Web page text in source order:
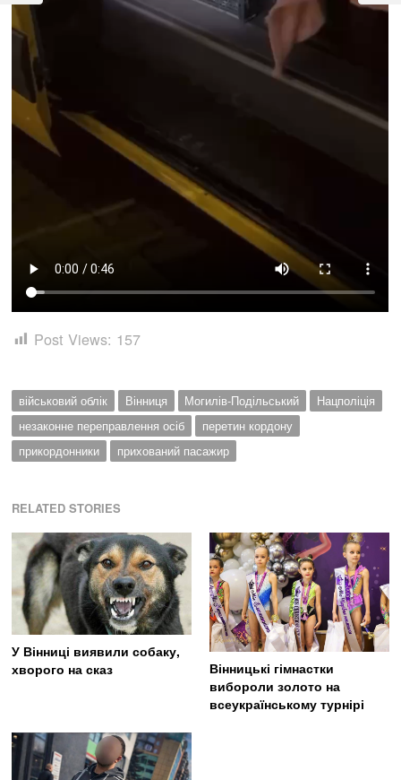
Post Views: 157
військовий облік Вінниця Могилів-Подільський
Нацполіція
незаконне переправлення осіб
перетин кордону
прикордонники
прихований пасажир
RELATED STORIES
У Вінниці виявили собаку,
хворого на сказ
Вінницькі гімнастки
вибороли золото на
всеукраїнському турнірі